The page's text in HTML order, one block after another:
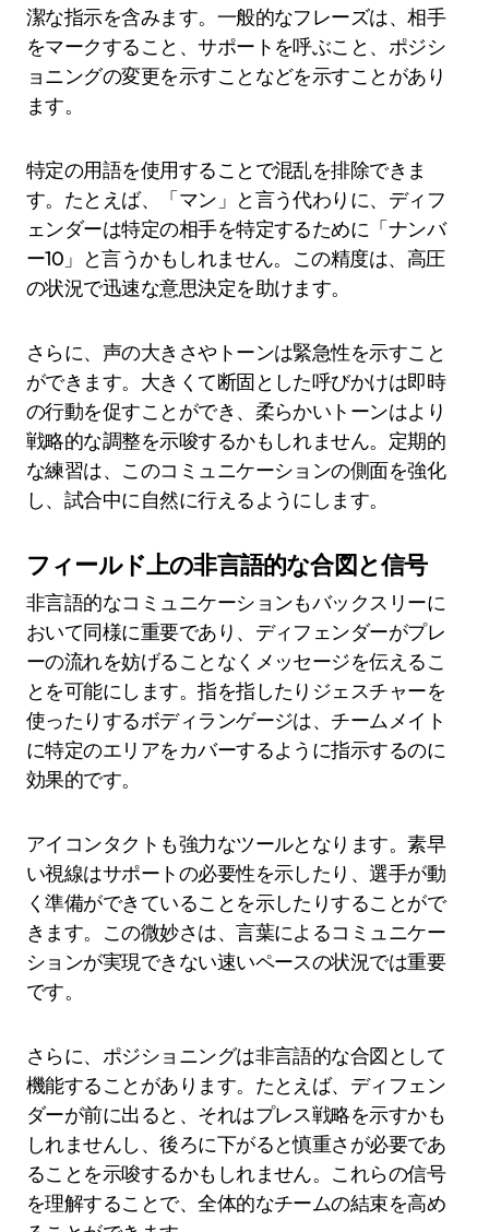
潔な指示を含みます。一般的なフレーズは、相手
をマークすること、サポートを呼ぶこと、ポジシ
ョニングの変更を示すことなどを示すことがあり
ます。
特定の用語を使用することで混乱を排除できま
す。たとえば、「マン」と言う代わりに、ディフ
ェンダーは特定の相手を特定するために「ナンバ
ー10」と言うかもしれません。この精度は、高圧
の状況で迅速な意思決定を助けます。
さらに、声の大きさやトーンは緊急性を示すこと
ができます。大きくて断固とした呼びかけは即時
の行動を促すことができ、柔らかいトーンはより
戦略的な調整を示唆するかもしれません。定期的
な練習は、このコミュニケーションの側面を強化
し、試合中に自然に行えるようにします。
フィールド上の非言語的な合図と信号
非言語的なコミュニケーションもバックスリーに
おいて同様に重要であり、ディフェンダーがプレ
ーの流れを妨げることなくメッセージを伝えるこ
とを可能にします。指を指したりジェスチャーを
使ったりするボディランゲージは、チームメイト
に特定のエリアをカバーするように指示するのに
効果的です。
アイコンタクトも強力なツールとなります。素早
い視線はサポートの必要性を示したり、選手が動
く準備ができていることを示したりすることがで
きます。この微妙さは、言葉によるコミュニケー
ションが実現できない速いペースの状況では重要
です。
さらに、ポジショニングは非言語的な合図として
機能することがあります。たとえば、ディフェン
ダーが前に出ると、それはプレス戦略を示すかも
しれませんし、後ろに下がると慎重さが必要であ
ることを示唆するかもしれません。これらの信号
を理解することで、全体的なチームの結束を高め